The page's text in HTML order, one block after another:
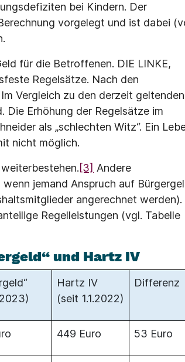
bei Kindern. Der
vorgelegt und ist dabei
für die Betroffenen. DIE LINKE,
Regelsätze. Nach den
Vergleich zu den derzeit geltenden
Erhöhung der Regelsätze im
als „schlechten Witz“. Ein
nicht möglich.
[3] Andere
jemand Anspruch auf
angerechnet werden).
Regelleistungen (vgl. Tabelle
und Hartz IV
Hartz IV
(seit 1.1.2022)
Differenz
449 Euro 53 Euro